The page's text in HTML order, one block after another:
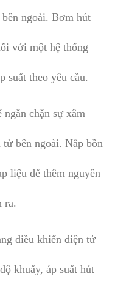
ngoài. Bơm hút
với một hệ thống
suất theo yêu cầu.
chặn sự xâm
bên ngoài. Nắp bồn
liệu để thêm nguyên
ra.
điều khiển điện tử
khuấy, áp suất hút